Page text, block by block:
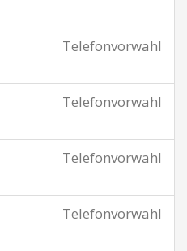
Telefonvorwahl
Telefonvorwahl
Telefonvorwahl
Telefonvorwahl